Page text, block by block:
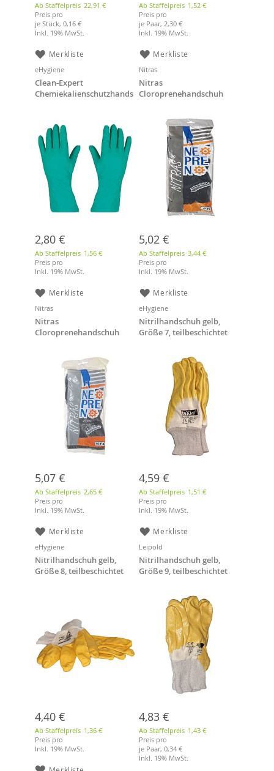
Ab Staffelpreis 22,91 €
Preis pro
je Stück, 0,16 €
Inkl. 19% MwSt.
Merkliste
Ab Staffelpreis 1,52 €
Preis pro
je Paar,2,30 €
Inkl. 19% MwSt.
Merkliste
eHygiene
Clean-Expert
Chemiekalienschutzhands
2,80 €
Ab Staffelpreis 1,56 €
Preis pro
Inkl. 19% MwSt.
Merkliste
Nitras
Nitras
Cloroprenehandschuh
5,02 €
Ab Staffelpreis 3,44 €
Preis pro
Inkl. 19% MwSt.
Merkliste
Nitras
Nitras
Cloroprenehandschuh
5,07 €
Ab Staffelpreis 2,65 €
Preis pro
Inkl. 19% MwSt.
Merkliste
eHygiene
Nitrilhandschuh gelb,
Größe 7, teilbeschichtet
4,59 €
Ab Staffelpreis 1,51 €
Preis pro
Inkl. 19% MwSt.
Merkliste
eHygiene
Nitrilhandschuh gelb,
Größe 8, teilbeschichtet
4,40 €
Ab Staffelpreis 1,36 €
Preis pro
Inkl. 19% MwSt.
Leipold
Nitrilhandschuh gelb,
Größe 9, teilbeschichtet
4,83 €
Ab Staffelpreis 1,43 €
Preis pro
je Paar,0,34 €
Inkl. 19% MwSt.